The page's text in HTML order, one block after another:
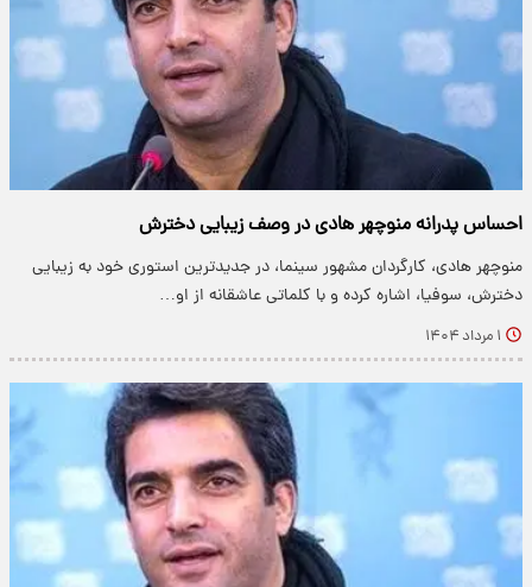
احساس پدرانه منوچهر هادی در وصف زیبایی دخترش
منوچهر هادی، کارگردان مشهور سینما، در جدیدترین استوری خود به زیبایی
دخترش، سوفیا، اشاره کرده و با کلماتی عاشقانه از او…
۱ مرداد ۱۴۰۴